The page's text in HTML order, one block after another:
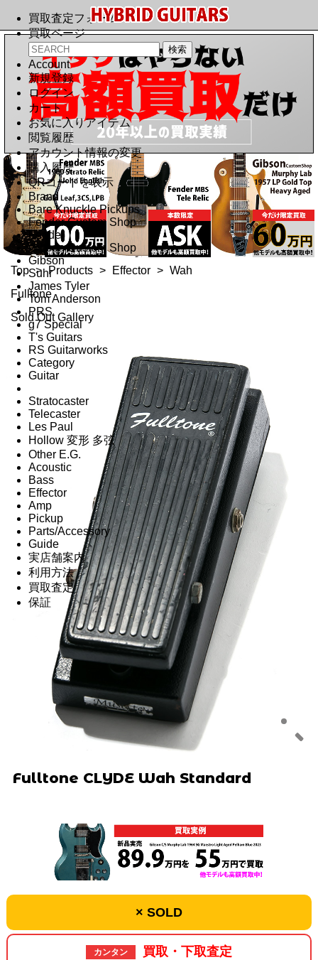
買取査定フォーム
買取ページ
Account
新規登録
ログイン
カート
お気に入りアイテム
閲覧履歴
アカウント情報の変更
購入履歴
QRコードを表示
Brand
Bare Knuckle Pickups
Fender Custom Shop
Fender
Gibson Custom Shop
Gibson
Suhr
James Tyler
Tom Anderson
PRS
g7 Special
T's Guitars
RS Guitarworks
Category
Guitar
Stratocaster
Telecaster
Les Paul
Hollow 変形 多弦
Other E.G.
Acoustic
Bass
Effector
Amp
Pickup
Parts/Accessory
Guide
実店舗案内
利用方法
買取査定
保証
Top > Products > Effector > Wah
Fulltone
Sold Out Gallery
Fulltone CLYDE Wah Standard
× SOLD
カンタン 買取・下取査定